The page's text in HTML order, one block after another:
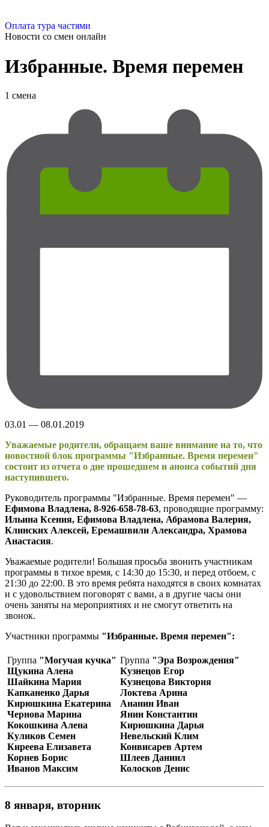
Оплата тура частями
Новости со смен онлайн
Избранные. Время перемен
1 смена
03.01 — 08.01.2019
Уважаемые родители, обращаем ваше внимание на то, что
новостной блок программы "Избранные. Время перемен"
состоит из отчета о дне прошедшем и анонса событий дня
наступившего.
Руководитель программы "Избранные. Время перемен" —
Ефимова Владлена, 8-926-658-78-63, проводящие программу:
Ильина Ксения, Ефимова Владлена, Абрамова Валерия,
Клинских Алексей, Еремашвили Александра, Храмова
Анастасия.
Уважаемые родители! Большая просьба звонить участникам
программы в тихое время, с 14:30 до 15:30, и перед отбоем, с
21:30 до 22:00. В это время ребята находятся в своих комнатах
и с удовольствием поговорят с вами, а в другие часы они
очень заняты на мероприятиях и не смогут ответить на
звонок.
Участники программы "Избранные. Время перемен":
Группа "Могучая кучка"
Щукина Алена
Шайкина Мария
Капканенко Дарья
Кирюшкина Екатерина
Чернова Марина
Кокошкина Алена
Куликов Семен
Киреева Елизавета
Корнев Борис
Иванов Максим
Группа "Эра Возрождения"
Кузнецов Егор
Кузнецова Виктория
Локтева Арина
Ананин Иван
Янин Константин
Кирюшкина Дарья
Невельский Клим
Конвисарев Артем
Шлеев Даниил
Колосков Денис
8 января, вторник